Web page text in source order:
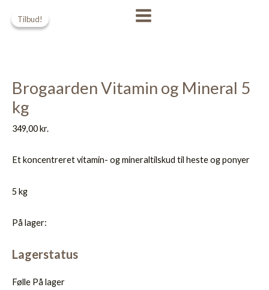
MAIN
Brogaarden Vitamin og Mineral 5
kg
349,00kr.
Et koncentreret vitamin- og mineraltilskud til heste og ponyer
5 kg
På lager:
Lagerstatus
Følle På lager
Tilbud!
Tilbud!
aktuelle